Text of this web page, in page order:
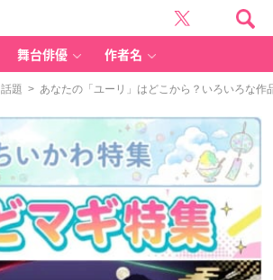
舞台俳優 作者名
話題 > あなたの「ユーリ」はどこから？いろいろな